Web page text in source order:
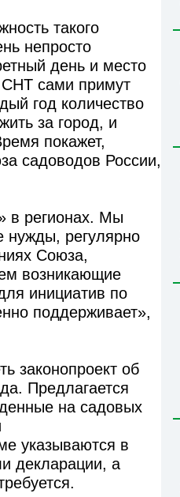
такого
непросто
день и место
СНТ сами примут
год количество
за город, и
покажет,
садоводов России,
в регионах. Мы
нужды, регулярно
Союза,
возникающие
инициатив по
поддерживает»,
законопроект об
Предлагается
на садовых
указываются в
декларации, а